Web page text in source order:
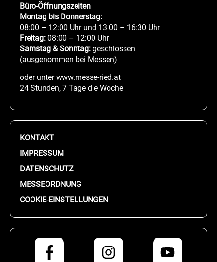
Büro-Öffnungszeiten
Montag bis Donnerstag:
08:00 – 12:00 Uhr und 13:00 – 16:30 Uhr
Freitag: 08:00 – 12:00 Uhr
Samstag & Sonntag: geschlossen
(ausgenommen bei Messen)
oder unter www.messe-ried.at
24 Stunden, 7 Tage die Woche
KONTAKT
IMPRESSUM
DATENSCHUTZ
MESSEORDNUNG
COOKIE-EINSTELLUNGEN